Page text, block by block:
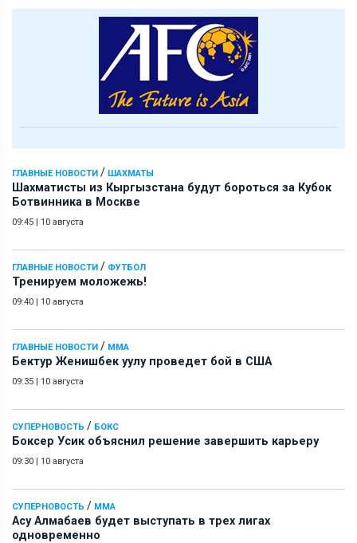
ГЛАВНЫЕ НОВОСТИ / ШАХМАТЫ
Шахматисты из Кыргызстана будут бороться за Кубок
Ботвинника в Москве
09:45 | 10 августа
ГЛАВНЫЕ НОВОСТИ / ФУТБОЛ
Тренируем моложежь!
09:40 | 10 августа
ГЛАВНЫЕ НОВОСТИ / ММА
Бектур Женишбек уулу проведет бой в США
09:35 | 10 августа
СУПЕРНОВОСТЬ / БОКС
Боксер Усик объяснил решение завершить карьеру
09:30 | 10 августа
СУПЕРНОВОСТЬ / ММА
Асу Алмабаев будет выступать в трех лигах
одновременно